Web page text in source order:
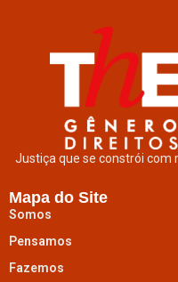
Justiça que se constrói com
Mapa do Site
Somos
Pensamos
Fazemos